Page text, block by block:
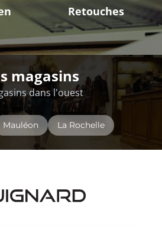
Retouches
magasins
dans l'ouest
Mauléon La Rochelle